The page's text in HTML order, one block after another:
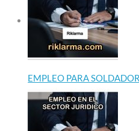
EMPLEO PARA